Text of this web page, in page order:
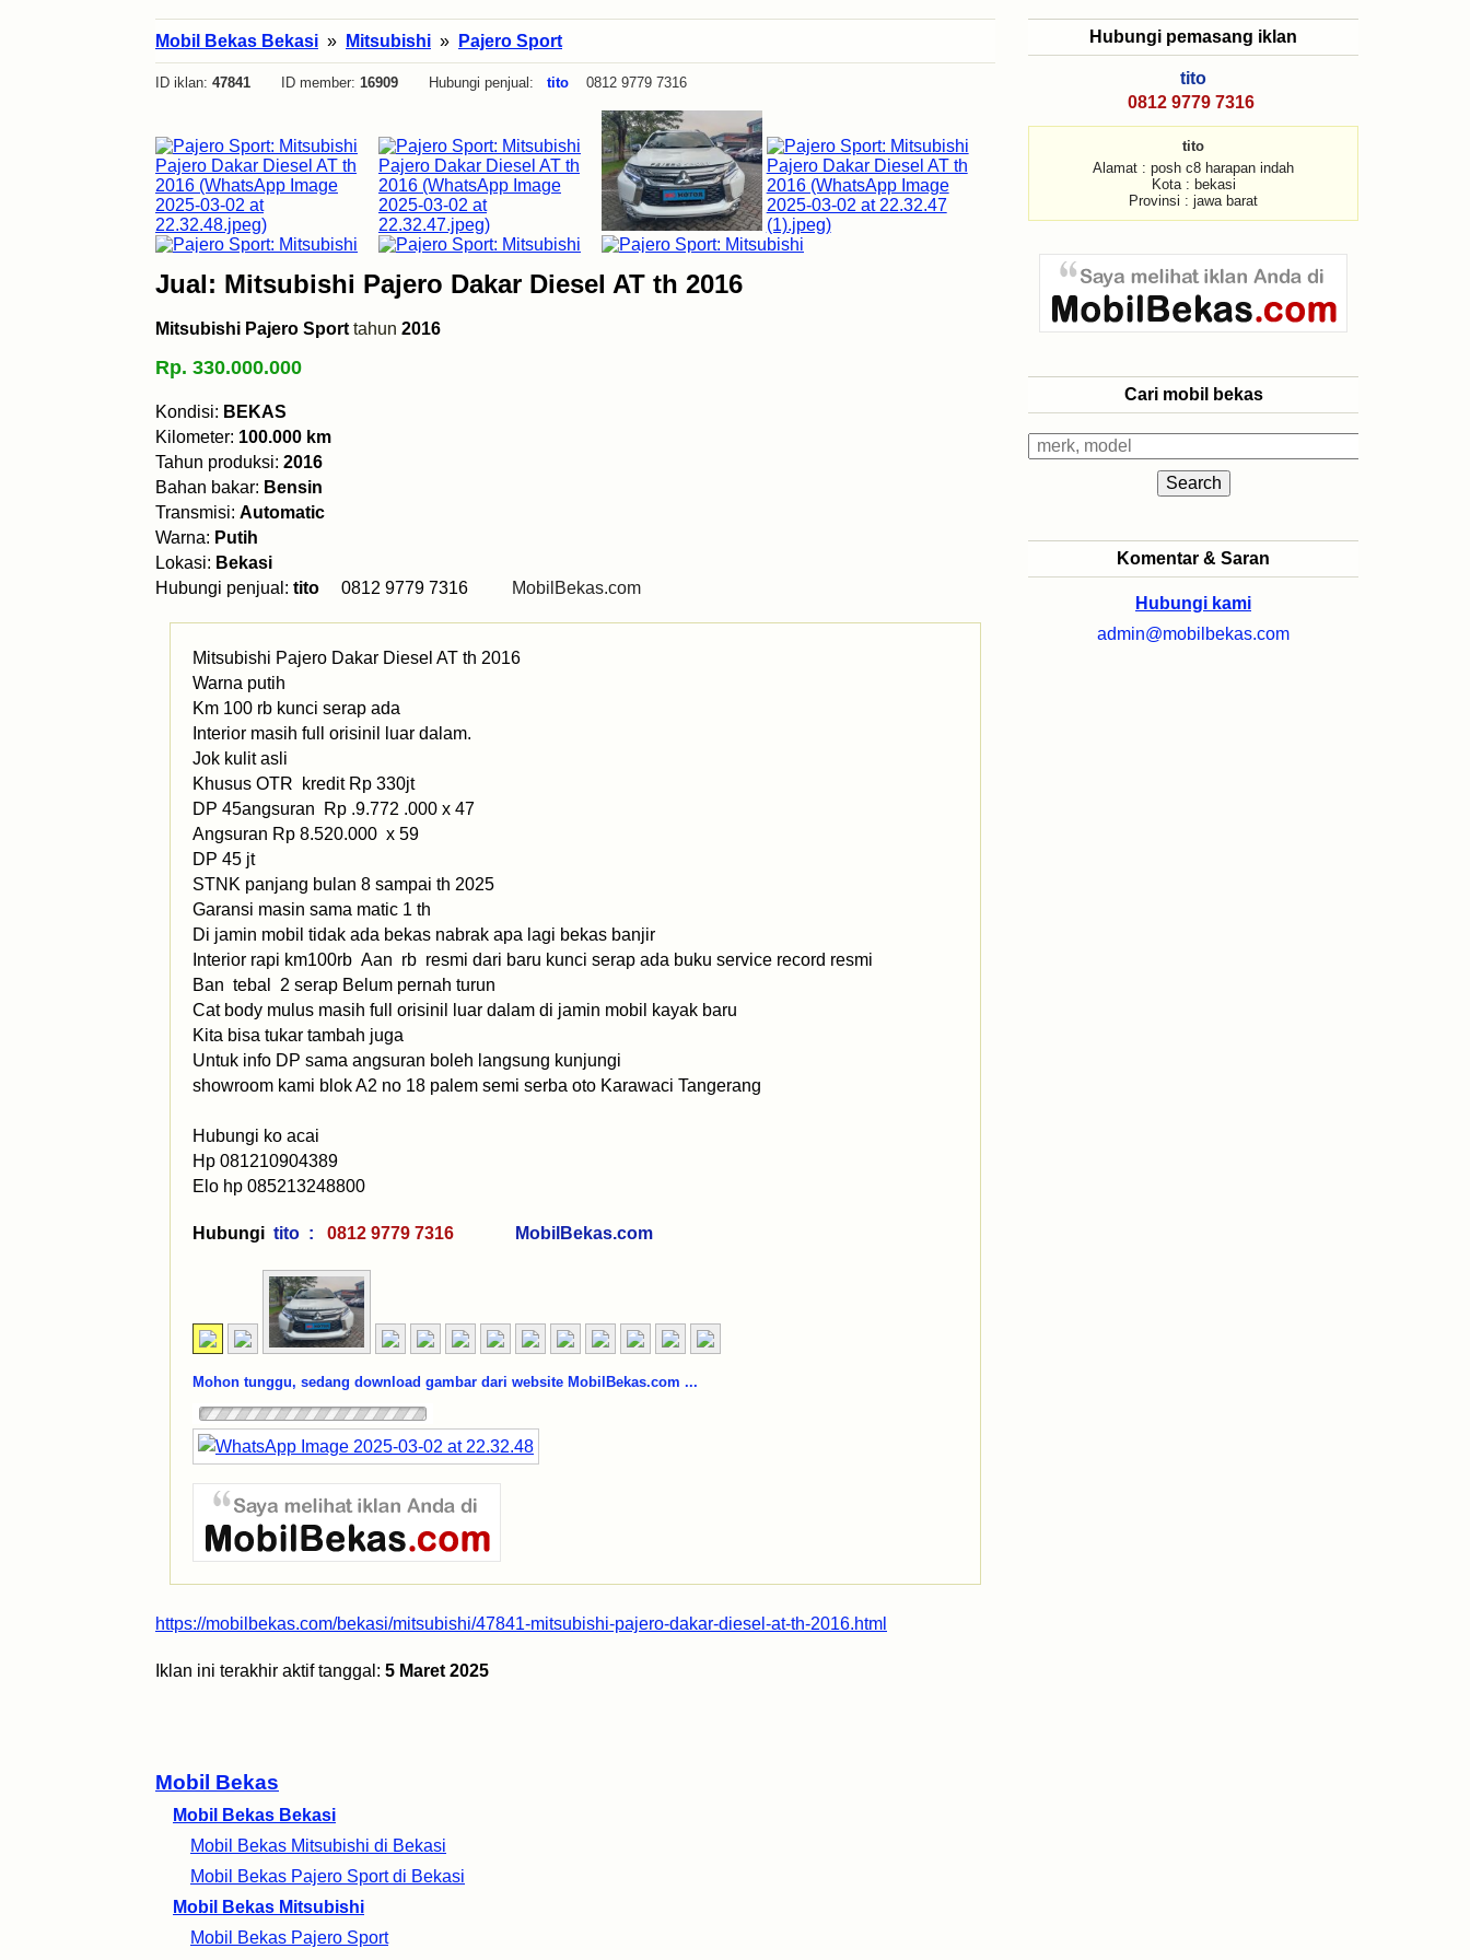
Mobil Bekas
Mobil Bekas Bekasi
Mobil Bekas Mitsubishi di Bekasi
Mobil Bekas Pajero Sport di Bekasi
Mobil Bekas Mitsubishi
Mobil Bekas Pajero Sport
Mobil Bekas Bekasi » Mitsubishi » Pajero Sport
ID iklan: 47841 ID member: 16909 Hubungi penjual: tito 0812 9779 7316
Jual: Mitsubishi Pajero Dakar Diesel AT th 2016
Mitsubishi Pajero Sport tahun 2016
Rp. 330.000.000
Kondisi: BEKAS
Kilometer: 100.000 km
Tahun produksi: 2016
Bahan bakar: Bensin
Transmisi: Automatic
Warna: Putih
Lokasi: Bekasi
Hubungi penjual: tito 0812 9779 7316 MobilBekas.com
Mitsubishi Pajero Dakar Diesel AT th 2016
Warna putih
Km 100 rb kunci serap ada
Interior masih full orisinil luar dalam.
Jok kulit asli
Khusus OTR kredit Rp 330jt
DP 45angsuran Rp .9.772 .000 x 47
Angsuran Rp 8.520.000 x 59
DP 45 jt
STNK panjang bulan 8 sampai th 2025
Garansi masin sama matic 1 th
Di jamin mobil tidak ada bekas nabrak apa lagi bekas banjir
Interior rapi km100rb Aan rb resmi dari baru kunci serap ada buku service record resmi
Ban tebal 2 serap Belum pernah turun
Cat body mulus masih full orisinil luar dalam di jamin mobil kayak baru
Kita bisa tukar tambah juga
Untuk info DP sama angsuran boleh langsung kunjungi
showroom kami blok A2 no 18 palem semi serba oto Karawaci Tangerang
Hubungi ko acai
Hp 081210904389
Elo hp 085213248800
Hubungi tito : 0812 9779 7316 MobilBekas.com
Mohon tunggu, sedang download gambar dari website MobilBekas.com ...
https://mobilbekas.com/bekasi/mitsubishi/47841-mitsubishi-pajero-dakar-diesel-at-th-2016.html
Iklan ini terakhir aktif tanggal: 5 Maret 2025
Hubungi pemasang iklan
tito
0812 9779 7316
tito
Alamat : posh c8 harapan indah
Kota : bekasi
Provinsi : jawa barat
Cari mobil bekas
Komentar & Saran
Hubungi kami
admin@mobilbekas.com